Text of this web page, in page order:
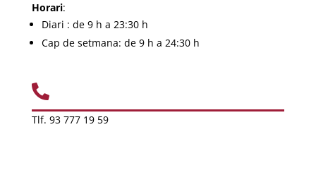
Horari:
Diari : de 9 h a 23:30 h
Cap de setmana: de 9 h a 24:30 h

Tlf. 93 777 19 59